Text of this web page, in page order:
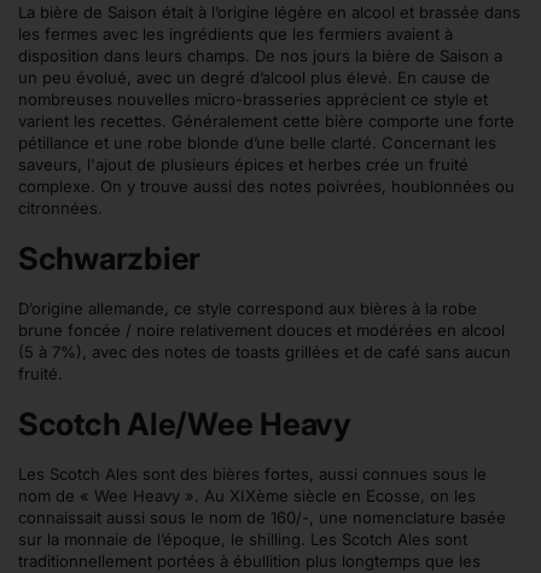
La bière de Saison était à l’origine légère en alcool et brassée dans
les fermes avec les ingrédients que les fermiers avaient à
disposition dans leurs champs. De nos jours la bière de Saison a
un peu évolué, avec un degré d’alcool plus élevé. En cause de
nombreuses nouvelles micro-brasseries apprécient ce style et
varient les recettes. Généralement cette bière comporte une forte
pétillance et une robe blonde d’une belle clarté. Concernant les
saveurs, l'ajout de plusieurs épices et herbes crée un fruité
complexe. On y trouve aussi des notes poivrées, houblonnées ou
citronnées.
Schwarzbier
D’origine allemande, ce style correspond aux bières à la robe
brune foncée / noire relativement douces et modérées en alcool
(5 à 7%), avec des notes de toasts grillées et de café sans aucun
fruité.
Scotch Ale/Wee Heavy
Les Scotch Ales sont des bières fortes, aussi connues sous le
nom de « Wee Heavy ». Au XIXème siècle en Ecosse, on les
connaissait aussi sous le nom de 160/-, une nomenclature basée
sur la monnaie de l’époque, le shilling. Les Scotch Ales sont
traditionnellement portées à ébullition plus longtemps que les